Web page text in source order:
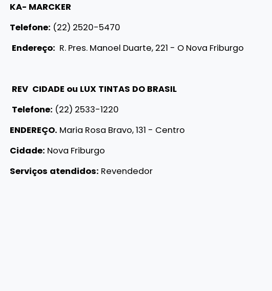
KA- MARCKER
Telefone: (22) 2520-5470
Endereço: R. Pres. Manoel Duarte, 221 - O Nova Friburgo
REV CIDADE ou LUX TINTAS DO BRASIL
Telefone: (22) 2533-1220
ENDEREÇO. Maria Rosa Bravo, 131 - Centro
Cidade: Nova Friburgo
Serviços atendidos: Revendedor